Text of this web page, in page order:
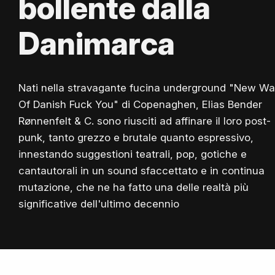
bollente dalla
Danimarca
Nati nella stravagante fucina underground "New
Of Danish Fuck You" di Copenaghen, Elias Bender
Rønnenfelt & C. sono riusciti ad affinare il loro post-
punk, tanto grezzo e brutale quanto espressivo,
innestando suggestioni teatrali, pop, gotiche e
cantautorali in un sound sfaccettato e in continua
mutazione, che ne ha fatto una delle realtà più
significative dell'ultimo decennio